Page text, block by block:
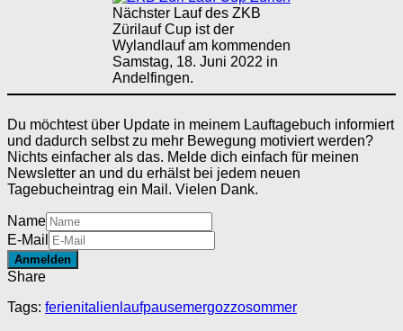
Nächster Lauf des ZKB
Zürilauf Cup ist der
Wylandlauf am kommenden
Samstag, 18. Juni 2022 in
Andelfingen.
Du möchtest über Update in meinem Lauftagebuch informiert
und dadurch selbst zu mehr Bewegung motiviert werden?
Nichts einfacher als das. Melde dich einfach für meinen
Newsletter an und du erhälst bei jedem neuen
Tagebucheintrag ein Mail. Vielen Dank.
Name
E-Mail
Share
Tags: ferienitalien laufpausemergozzosommer